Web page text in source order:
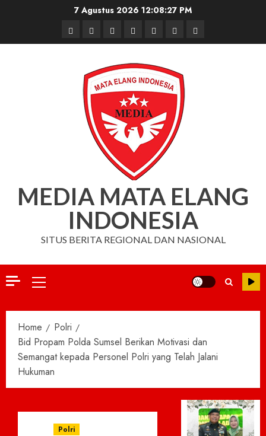
7 Agustus 2026 12:08:27 PM
BerandaNasionalDaerahHukum
dan
Kriminal
Pendidikan
Box
Redaksi
Iklan
MEDIA MATA ELANG
INDONESIA
SITUS BERITA REGIONAL DAN NASIONAL
Primary
Home
Polri
Bid Propam Polda Sumsel Berikan Motivasi dan
Semangat kepada Personel Polri yang Telah Jalani
Hukuman
Polri